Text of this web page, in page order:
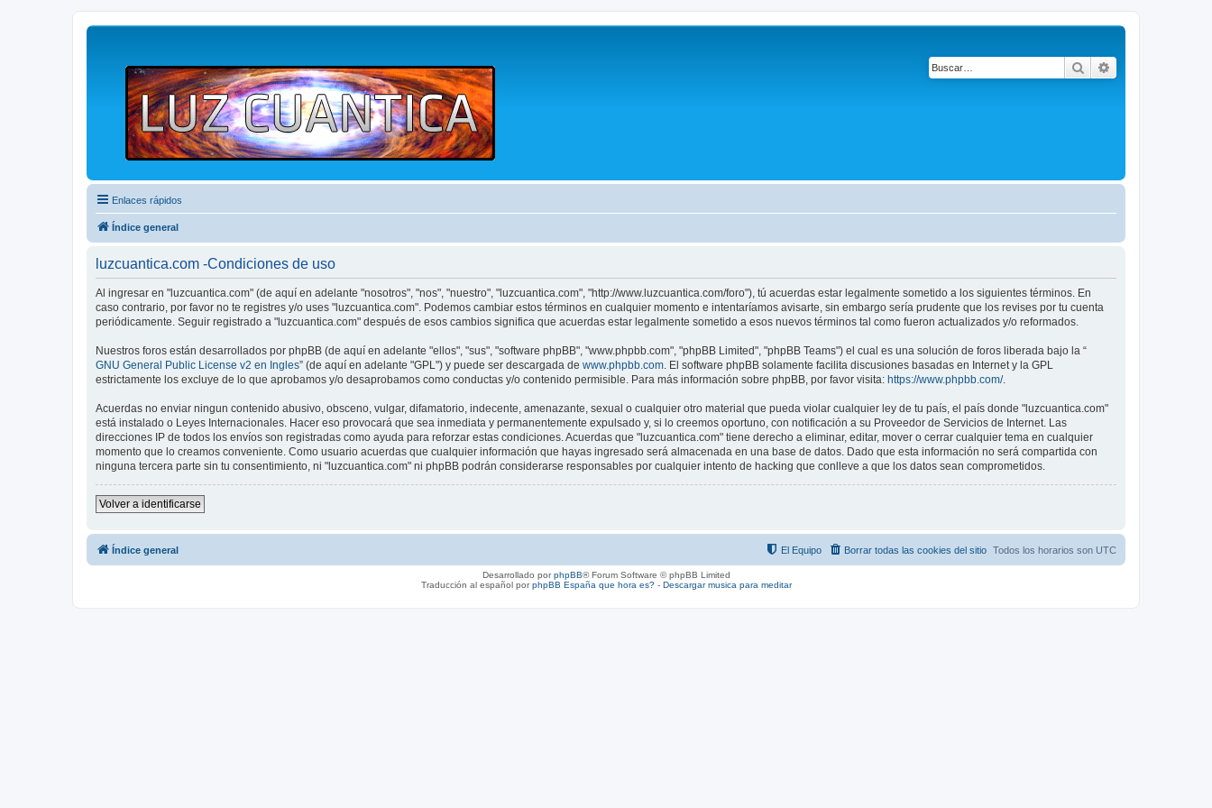
Buscar
Enlaces rápidos
Índice general
luzcuantica.com -Condiciones de uso
Al ingresar en "luzcuantica.com" (de aquí en adelante "nosotros", "nos", "nuestro", "luzcuantica.com", "http://www.luzcuantica.com/foro"), tú acuerdas estar legalmente sometido a los siguientes términos. En
caso contrario, por favor no te registres y/o uses "luzcuantica.com". Podemos cambiar estos términos en cualquier momento e intentaríamos avisarte, sin embargo sería prudente que los revises por tu cuenta
periódicamente. Seguir registrado a "luzcuantica.com" después de esos cambios significa que acuerdas estar legalmente sometido a esos nuevos términos tal como fueron actualizados y/o reformados.
Nuestros foros están desarrollados por phpBB (de aquí en adelante "ellos", "sus", "software phpBB", "www.phpbb.com", "phpBB Limited", "phpBB Teams") el cual es una solución de foros liberada bajo la “
GNU General Public License v2 en Ingles” (de aquí en adelante "GPL") y puede ser descargada de www.phpbb.com. El software phpBB solamente facilita discusiones basadas en Internet y la GPL
estrictamente los excluye de lo que aprobamos y/o desaprobamos como conductas y/o contenido permisible. Para más información sobre phpBB, por favor visita: https://www.phpbb.com/.
Acuerdas no enviar ningun contenido abusivo, obsceno, vulgar, difamatorio, indecente, amenazante, sexual o cualquier otro material que pueda violar cualquier ley de tu país, el país donde "luzcuantica.com"
está instalado o Leyes Internacionales. Hacer eso provocará que sea inmediata y permanentemente expulsado y, si lo creemos oportuno, con notificación a su Proveedor de Servicios de Internet. Las
direcciones IP de todos los envíos son registradas como ayuda para reforzar estas condiciones. Acuerdas que "luzcuantica.com" tiene derecho a eliminar, editar, mover o cerrar cualquier tema en cualquier
momento que lo creamos conveniente. Como usuario acuerdas que cualquier información que hayas ingresado será almacenada en una base de datos. Dado que esta información no será compartida con
ninguna tercera parte sin tu consentimiento, ni "luzcuantica.com" ni phpBB podrán considerarse responsables por cualquier intento de hacking que conlleve a que los datos sean comprometidos.
Volver a identificarse
Índice general Todos los horarios son UTC
Borrar todas las cookies del sitio
El Equipo
Desarrollado porphpBB® Forum Software © phpBB Limited
Traducción al español porphpBB España que hora es?- Descargar musica para meditar